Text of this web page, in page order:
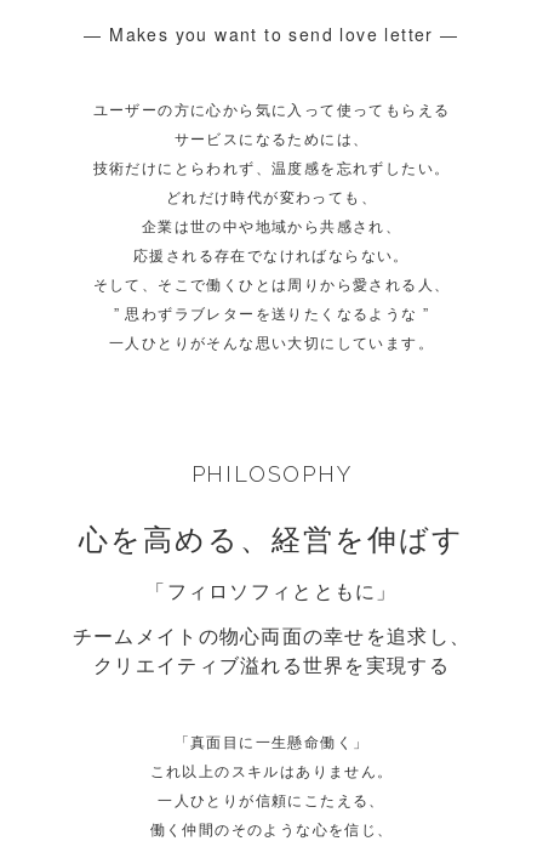
― Makes you want to send love letter ―
ユーザーの方に心から気に入って使ってもらえる
サービスになるためには、
技術だけにとらわれず、温度感を忘れずしたい。
どれだけ時代が変わっても、
企業は世の中や地域から共感され、
応援される存在でなければならない。
そして、そこで働くひとは周りから愛される人、
” 思わずラブレターを送りたくなるような ”
一人ひとりがそんな思い大切にしています。
PHILOSOPHY
心を高める、経営を伸ばす
「フィロソフィとともに」
チームメイトの物心両面の幸せを追求し、
クリエイティブ溢れる世界を実現する
「真面目に一生懸命働く」
これ以上のスキルはありません。
一人ひとりが信頼にこたえる、
働く仲間のそのような心を信じ、